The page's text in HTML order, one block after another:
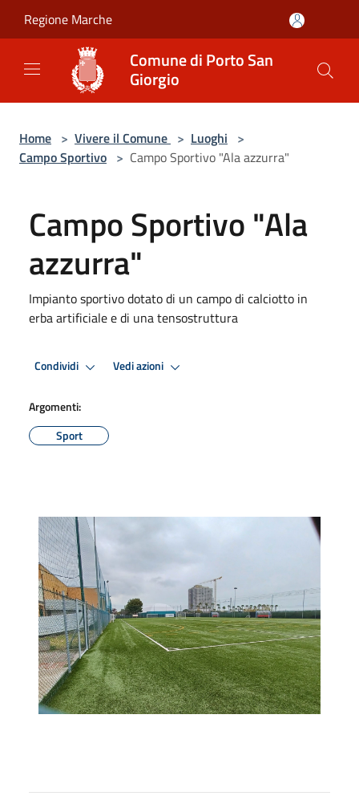
Regione Marche
Comune di Porto San
Giorgio
Home > Vivere il Comune > Luoghi >
Campo Sportivo > Campo Sportivo "Ala azzurra"
Campo Sportivo "Ala
azzurra"
Impianto sportivo dotato di un campo di calciotto in
erba artificiale e di una tensostruttura
Condividi Vedi azioni
Argomenti:
Sport